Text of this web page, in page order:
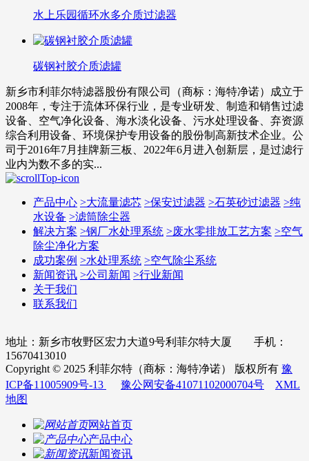
水上乐园循环水多介质过滤器
碳钢衬胶介质滤罐
新乡市利菲尔特滤器股份有限公司（商标：海特净诺）成立于
2008年，专注于流体环保行业，是专业研发、制造和销售过滤
设备、空气净化设备、海水淡化设备、污水处理设备、弃资源
综合利用设备、环境保护专用设备的股份制高新技术企业。公
司于2016年7月挂牌新三板、2022年6月进入创新层，是过滤行
业内为数不多的实...
产品中心 >大流量滤芯 >保安过滤器 >石英砂过滤器 >纯
水设备 >滤筒除尘器
解决方案 >钢厂水处理系统 >废水零排放工艺方案 >空气
除尘净化方案
成功案例 >水处理系统 >空气除尘系统
新闻资讯 >公司新闻 >行业新闻
关于我们
联系我们
地址：新乡市牧野区宏力大道9号利菲尔特大厦 手机：
15670413010
Copyright © 2025 利菲尔特（商标：海特净诺） 版权所有 豫
ICP备11005909号-13
豫公网安备41071102000704号
XML
地图
网站首页
产品中心
新闻资讯